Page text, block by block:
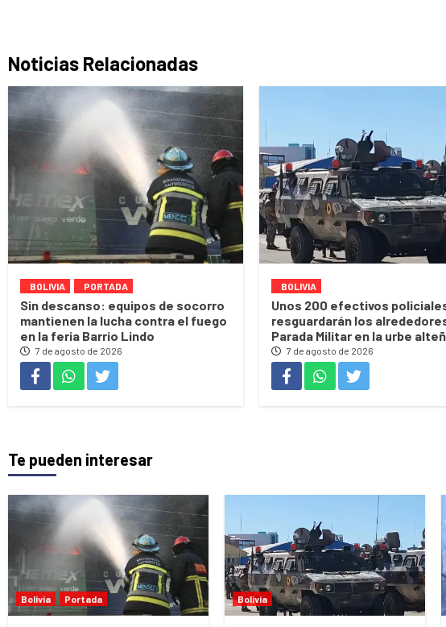
Noticias Relacionadas
BOLIVIA PORTADA
Sin descanso: equipos de socorro
mantienen la lucha contra el fuego
en la feria Barrio Lindo
7 de agosto de 2026
BOLIVIA
Unos 200 efectivos
resguardarán los
Parada Militar en la urbe
7 de agosto de 2026
Te pueden interesar
Bolivia Portada Bolivia